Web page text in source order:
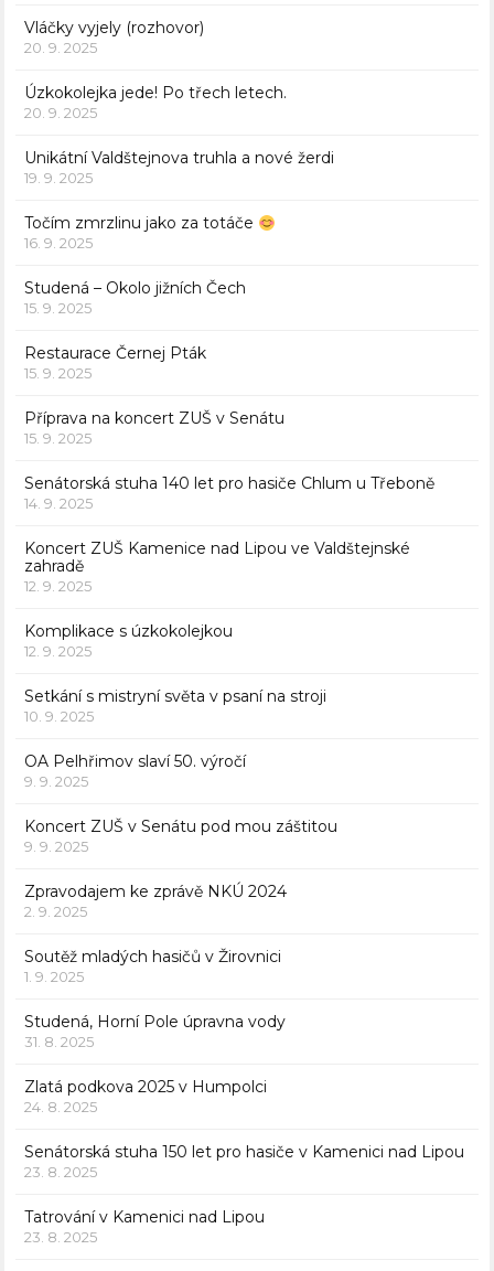
Vláčky vyjely (rozhovor)
20. 9. 2025
Úzkokolejka jede! Po třech letech.
20. 9. 2025
Unikátní Valdštejnova truhla a nové žerdi
19. 9. 2025
Točím zmrzlinu jako za totáče
16. 9. 2025
Studená – Okolo jižních Čech
15. 9. 2025
Restaurace Černej Pták
15. 9. 2025
Příprava na koncert ZUŠ v Senátu
15. 9. 2025
Senátorská stuha 140 let pro hasiče Chlum u Třeboně
14. 9. 2025
Koncert ZUŠ Kamenice nad Lipou ve Valdštejnské
zahradě
12. 9. 2025
Komplikace s úzkokolejkou
12. 9. 2025
Setkání s mistryní světa v psaní na stroji
10. 9. 2025
OA Pelhřimov slaví 50. výročí
9. 9. 2025
Koncert ZUŠ v Senátu pod mou záštitou
9. 9. 2025
Zpravodajem ke zprávě NKÚ 2024
2. 9. 2025
Soutěž mladých hasičů v Žirovnici
1. 9. 2025
Studená, Horní Pole úpravna vody
31. 8. 2025
Zlatá podkova 2025 v Humpolci
24. 8. 2025
Senátorská stuha 150 let pro hasiče v Kamenici nad Lipou
23. 8. 2025
Tatrování v Kamenici nad Lipou
23. 8. 2025